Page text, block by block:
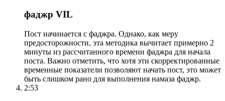
фаджр VIL
Пост начинается с фаджра. Однако, как меру
предосторожности, эта методика вычитает примерно 2
минуты из рассчитанного времени фаджра для начала
поста. Важно отметить, что хотя эти скорректированные
временные показатели позволяют начать пост, это может
быть слишком рано для выполнения намаза фаджр.
2:53